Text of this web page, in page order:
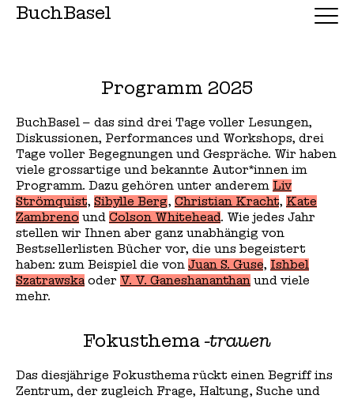
BuchBasel
Programm 2025
BuchBasel – das sind drei Tage voller Lesungen,
Diskussionen, Performances und Workshops, drei
Tage voller Begegnungen und Gespräche. Wir haben
viele grossartige und bekannte Autor*innen im
Programm. Dazu gehören unter anderem Liv
Strömquist, Sibylle Berg, Christian Kracht, Kate
Zambreno und Colson Whitehead. Wie jedes Jahr
stellen wir Ihnen aber ganz unabhängig von
Bestsellerlisten Bücher vor, die uns begeistert
haben: zum Beispiel die von Juan S. Guse, Ishbel
Szatrawska oder V. V. Ganeshananthan und viele
mehr.
Fokusthema -trauen
Das diesjährige Fokusthema rückt einen Begriff ins
Zentrum, der zugleich Frage, Haltung, Suche und